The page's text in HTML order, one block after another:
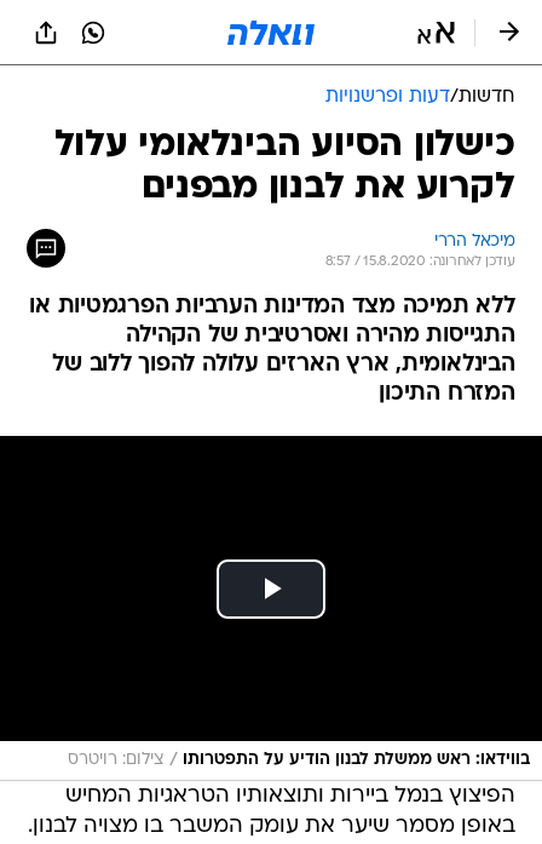
חדשות/דעות ופרשנויות
כישלון הסיוע הבינלאומי עלול
לקרוע את לבנון מבפנים
מיכאל הררי
עודכן לאחרונה: 15.8.2020 / 8:57
ללא תמיכה מצד המדינות הערביות הפרגמטיות או
התגייסות מהירה ואסרטיבית של הקהילה
הבינלאומית, ארץ הארזים עלולה להפוך ללוב של
המזרח התיכון
בווידאו: ראש ממשלת לבנון הודיע על התפטרותו / צילום: רויטרס
הפיצוץ בנמל ביירות ותוצאותיו הטראגיות המחיש
באופן מסמר שיער את עומק המשבר בו מצויה לבנון.